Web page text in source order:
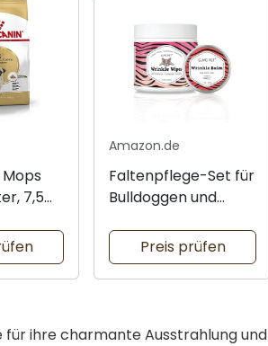
7,5
Amazon.de
Faltenpflege-Set für
Bulldoggen und
Preis prüfen
für ihre charmante Ausstrahlung und